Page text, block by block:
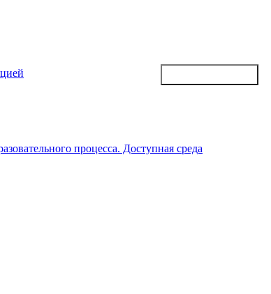
процесса. Доступная среда